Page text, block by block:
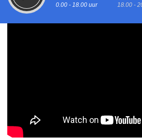
0.00 - 18.00 uur 18.00 -